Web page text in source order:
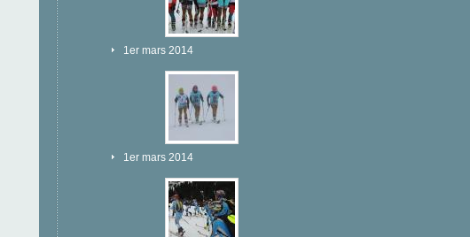
1er mars 2014
1er mars 2014